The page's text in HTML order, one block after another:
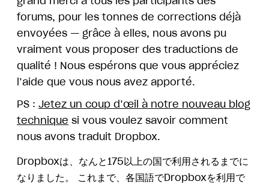
forums, pour les tonnes de corrections déjà
envoyées — grâce à elles, nous avons pu
vraiment vous proposer des traductions de
qualité ! Nous espérons que vous appréciez
l’aide que vous nous avez apporté.
PS : Jetez un coup d’œil à notre nouveau blog
technique si vous voulez savoir comment
nous avons traduit Dropbox.
Dropboxは、なんと175以上の国で利用されるまでに
なりました。 これまで、各国語でDropboxを利用で